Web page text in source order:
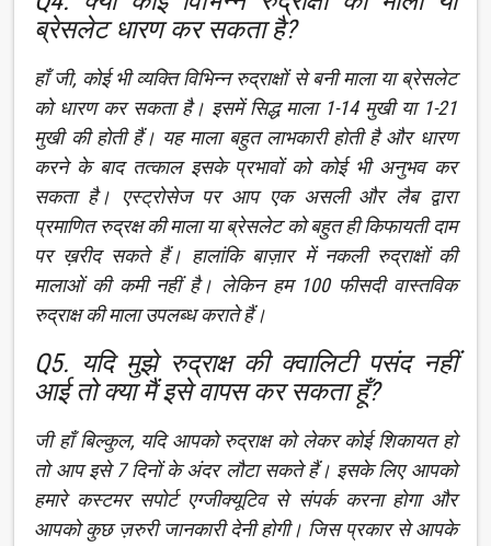
ब्रेसलेट धारण कर सकता है?
हाँ जी, कोई भी व्यक्ति विभिन्न रुद्राक्षों से बनी माला या ब्रेसलेट
को धारण कर सकता है। इसमें सिद्ध माला 1-14 मुखी या 1-21
मुखी की होती हैं। यह माला बहुत लाभकारी होती है और धारण
करने के बाद तत्काल इसके प्रभावों को कोई भी अनुभव कर
सकता है। एस्ट्रोसेज पर आप एक असली और लैब द्वारा
प्रमाणित रुद्रक्ष की माला या ब्रेसलेट को बहुत ही किफायती दाम
पर ख़रीद सकते हैं। हालांकि बाज़ार में नकली रुद्राक्षों की
मालाओं की कमी नहीं है। लेकिन हम 100 फीसदी वास्तविक
रुद्राक्ष की माला उपलब्ध कराते हैं।
Q5. यदि मुझे रुद्राक्ष की क्वालिटी पसंद नहीं
आई तो क्या मैं इसे वापस कर सकता हूँ?
जी हाँ बिल्कुल, यदि आपको रुद्राक्ष को लेकर कोई शिकायत हो
तो आप इसे 7 दिनों के अंदर लौटा सकते हैं। इसके लिए आपको
हमारे कस्टमर सपोर्ट एग्जीक्यूटिव से संपर्क करना होगा और
आपको कुछ ज़रुरी जानकारी देनी होगी। जिस प्रकार से आपके